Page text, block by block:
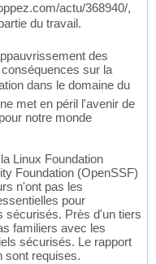
actu/368940/,
du travail.
des
sur la
dans le domaine du
met en péril l'avenir de
notre monde
Linux Foundation
Foundation (OpenSSF)
n'ont pas les
pour
sécurisés. Près d'un tiers
familiers avec les
sécurisés. Le rapport
sont requises.